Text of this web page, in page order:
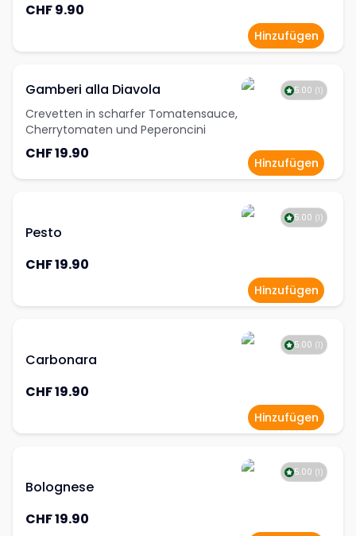
CHF 9.90
Hinzufügen
Gamberi alla Diavola
Crevetten in scharfer Tomatensauce,
Cherrytomaten und Peperoncini
CHF 19.90
5.00 (1 )
Hinzufügen
Pesto
CHF 19.90
5.00 (1 )
Hinzufügen
Carbonara
CHF 19.90
5.00 (1 )
Hinzufügen
Bolognese
CHF 19.90
5.00 (1 )